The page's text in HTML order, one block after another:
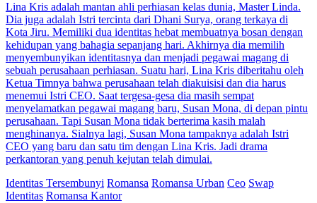
Lina Kris adalah mantan ahli perhiasan kelas dunia, Master Linda.
Dia juga adalah Istri tercinta dari Dhani Surya, orang terkaya di
Kota Jiru. Memiliki dua identitas hebat membuatnya bosan dengan
kehidupan yang bahagia sepanjang hari. Akhirnya dia memilih
menyembunyikan identitasnya dan menjadi pegawai magang di
sebuah perusahaan perhiasan. Suatu hari, Lina Kris diberitahu oleh
Ketua Timnya bahwa perusahaan telah diakuisisi dan dia harus
menemui Istri CEO. Saat tergesa-gesa dia masih sempat
menyelamatkan pegawai magang baru, Susan Mona, di depan pintu
perusahaan. Tapi Susan Mona tidak berterima kasih malah
menghinanya. Sialnya lagi, Susan Mona tampaknya adalah Istri
CEO yang baru dan satu tim dengan Lina Kris. Jadi drama
perkantoran yang penuh kejutan telah dimulai.
Identitas Tersembunyi Romansa Romansa Urban Ceo Swap
Identitas Romansa Kantor